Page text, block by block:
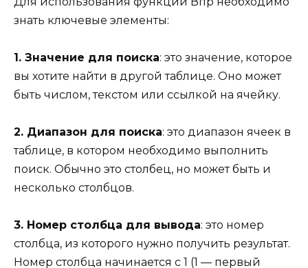
знать ключевые элементы:
1. Значение для поиска: это значение, которое
вы хотите найти в другой таблице. Оно может
быть числом, текстом или ссылкой на ячейку.
2. Диапазон для поиска: это диапазон ячеек в
таблице, в котором необходимо выполнить
поиск. Обычно это столбец, но может быть и
несколько столбцов.
3. Номер столбца для вывода: это номер
столбца, из которого нужно получить результат.
Номер столбца начинается с 1 (1 — первый